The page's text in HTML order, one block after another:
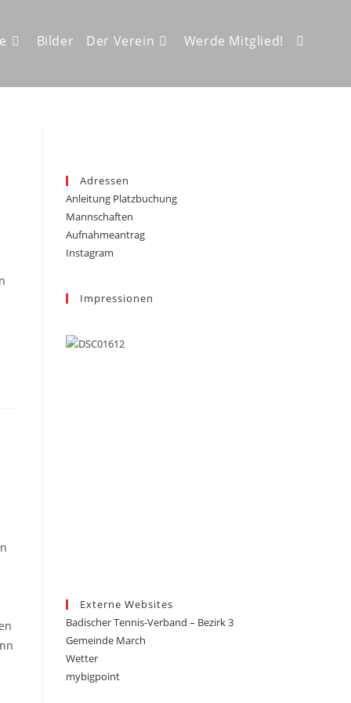
Bilder Der Verein Werde Mitglied! Website-
Adressen
Anleitung Platzbuchung
Mannschaften
Aufnahmeantrag
Instagram
Impressionen
Externe Websites
Badischer Tennis-Verband – Bezirk 3
Gemeinde March
Wetter
mybigpoint